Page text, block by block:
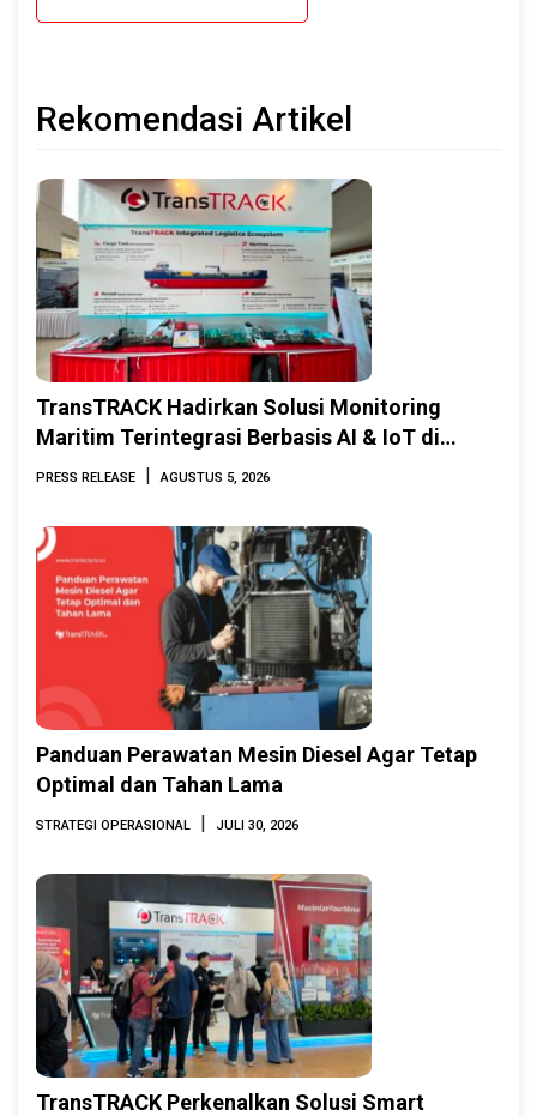
Rekomendasi Artikel
TransTRACK Hadirkan Solusi Monitoring
Maritim Terintegrasi Berbasis AI & IoT di
Indonesia Marine & Offshore Expo (IMOX)
PRESS RELEASE | AGUSTUS 5, 2026
Panduan Perawatan Mesin Diesel Agar Tetap
Optimal dan Tahan Lama
STRATEGI OPERASIONAL | JULI 30, 2026
TransTRACK Perkenalkan Solusi Smart